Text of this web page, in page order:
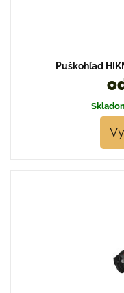
Puškohľad